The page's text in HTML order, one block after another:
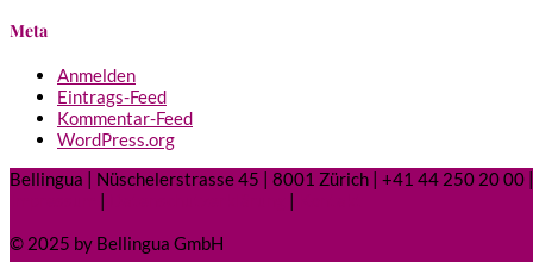
Meta
Anmelden
Eintrags-Feed
Kommentar-Feed
WordPress.org
Bellingua | Nüschelerstrasse 45 | 8001 Zürich | +41 44 250 20 00
| |
© 2025 by Bellingua GmbH